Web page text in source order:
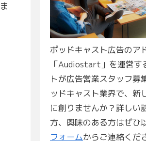
ポッドキャスト広告のア
「Audiostart」を運営す
トが広告営業スタッフ募
ッドキャスト業界で、新
に創りませんか？詳しい
方、興味のある方はぜひ
フォームからご連絡くだ